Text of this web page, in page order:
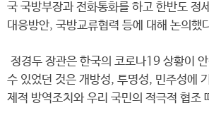
국 국방부장과 전화통화를 하고 한반도 정
대응방안, 국방교류협력 등에 대해 논의했
정경두 장관은 한국의 코로나19 상황이
수 있었던 것은 개방성, 투명성, 민주성에
제적 방역조치와 우리 국민의 적극적 협조